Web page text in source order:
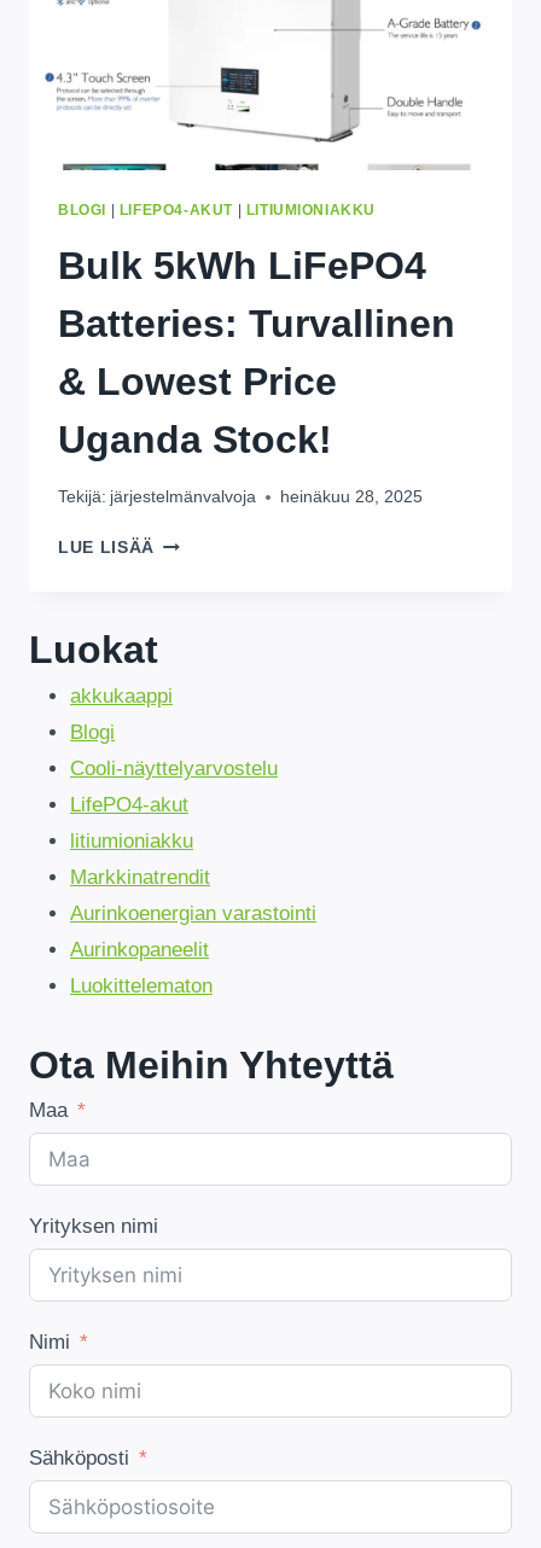
BLOGI | LIFEPO4-AKUT| LITIUMIONIAKKU
Bulk 5kWh LiFePO4
Batteries: Turvallinen
& Lowest Price
Uganda Stock!
Tekijä: järjestelmänvalvoja heinäkuu 28, 2025
LUE LISÄÄ BULK
TURVALLINEN
&
LOWEST
STOCK!
Luokat
akkukaappi
Blogi
Cooli-näyttelyarvostelu
LifePO4-akut
litiumioniakku
Markkinatrendit
Aurinkoenergian varastointi
Aurinkopaneelit
Luokittelematon
Ota Meihin Yhteyttä
Maa
Yrityksen nimi
Nimi
Sähköposti